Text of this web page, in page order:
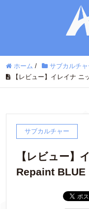
ホーム / サブカルチャ
【レビュー】イレイナ ニ
サブカルチャー
【レビュー】
Repaint BLUE